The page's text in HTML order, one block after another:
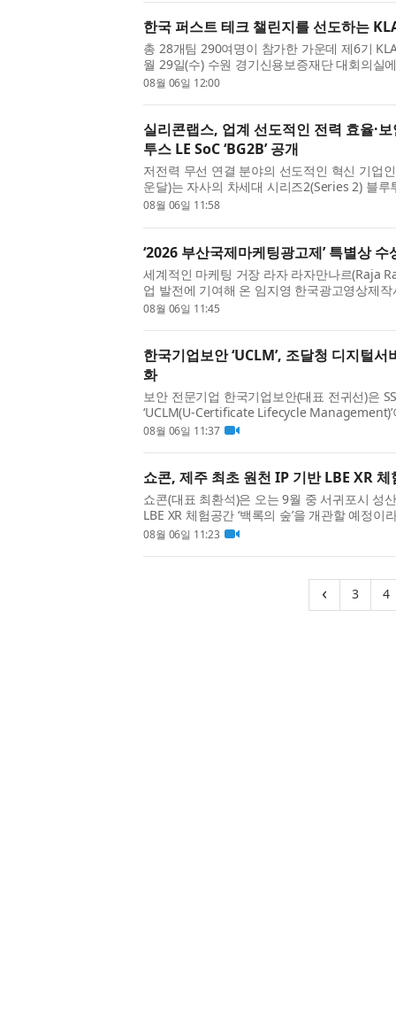
한국 퍼스트 테크 챌린지를 선도하는
총 28개팀 290여명이 참가한 가운데 제6기
월 29일(수) 수원 경기신용보증재단 대회의실
주년을 맞이한 KLA는 반도체와 전자 산업의
08월 06일 12:00
실리콘랩스, 업계 선도적인 전력 효율·
투스 LE SoC ‘BG2B’ 공개
저전력 무선 연결 분야의 선도적인 혁신 기업
운달)는 자사의 차세대 시리즈2(Series 2) 블
선 SoC인 ‘BG2B’를 발표했다. BG2B는 업계
08월 06일 11:58
‘2026 부산국제마케팅광고제’ 특별상 수
세계적인 마케팅 거장 라자 라자만나르(Raja
업 발전에 기여해 온 임지영 한국광고영상제
광고제(MAD STARS 2026)’에서 특별상을 수
08월 06일 11:45
한국기업보안 ‘UCLM’, 조달청 디지털
화
보안 전문기업 한국기업보안(대표 전귀선)은
‘UCLM(U-Certificate Lifecycle
록됐다고 밝혔다. 이번 등록으로 공공기관은
08월 06일 11:37
쇼콘, 제주 최초 원천 IP 기반 LBE XR 체
쇼콘(대표 최환석)은 오는 9월 중 서귀포시 성
LBE XR 체험공간 ‘백록의 숲’을 개관할 예정이
시를 바라보는 데 머무르지 않고, VR HMD를
08월 06일 11:23
‹ 3 4